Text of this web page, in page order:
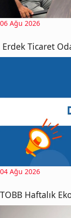
06 Ağu 2026
Erdek Ticaret
04 Ağu 2026
TOBB Haftalık